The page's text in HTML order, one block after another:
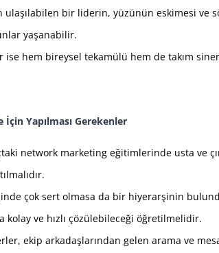
ulaşılabilen bir liderin, yüzünün eskimesi ve
yaşanabilir.
ise hem bireysel tekamülü hem de takım
Yapılması Gerekenler
network marketing eğitimlerinde usta ve
çok sert olmasa da bir hiyerarşinin
kolay ve hızlı çözülebileceği öğretilmelidir.
ekip arkadaşlarından gelen arama ve